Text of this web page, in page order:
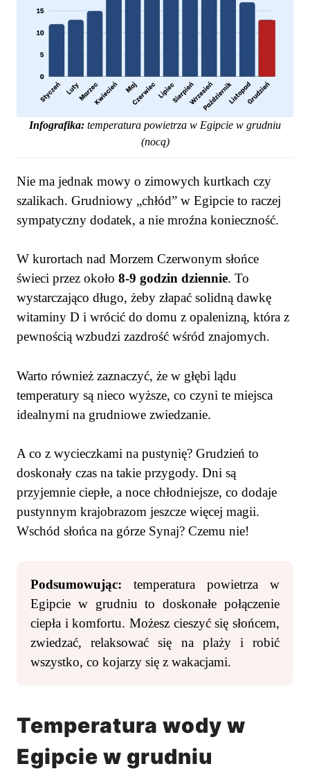
Infografika: temperatura powietrza w Egipcie w grudniu
(nocą)
Nie ma jednak mowy o zimowych kurtkach czy
szalikach. Grudniowy „chłód” w Egipcie to raczej
sympatyczny dodatek, a nie mroźna konieczność.
W kurortach nad Morzem Czerwonym słońce
świeci przez około 8-9 godzin dziennie. To
wystarczająco długo, żeby złapać solidną dawkę
witaminy D i wrócić do domu z opalenizną, która z
pewnością wzbudzi zazdrość wśród znajomych.
Warto również zaznaczyć, że w głębi lądu
temperatury są nieco wyższe, co czyni te miejsca
idealnymi na grudniowe zwiedzanie.
A co z wycieczkami na pustynię? Grudzień to
doskonały czas na takie przygody. Dni są
przyjemnie ciepłe, a noce chłodniejsze, co dodaje
pustynnym krajobrazom jeszcze więcej magii.
Wschód słońca na górze Synaj? Czemu nie!
Podsumowując: temperatura powietrza w
Egipcie w grudniu to doskonałe połączenie
ciepła i komfortu. Możesz cieszyć się słońcem,
zwiedzać, relaksować się na plaży i robić
wszystko, co kojarzy się z wakacjami.
Temperatura wody w
Egipcie w grudniu